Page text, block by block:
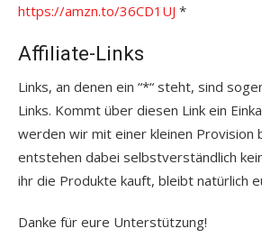
https://amzn.to/36CD1UJ *
Affiliate-Links
Links, an denen ein “*“ steht, sind
Links. Kommt über diesen Link ein
werden wir mit einer kleinen Provision
entstehen dabei selbstverständlich
ihr die Produkte kauft, bleibt natürlich
Danke für eure Unterstützung!